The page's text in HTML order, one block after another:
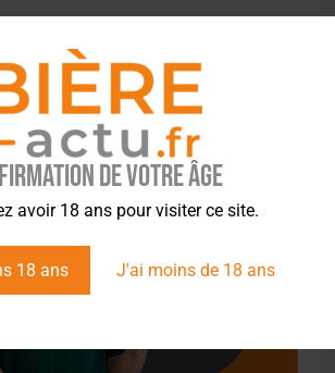
de votre âge
avoir 18 ans pour visiter ce site.
18 ans J'ai moins de 18 ans